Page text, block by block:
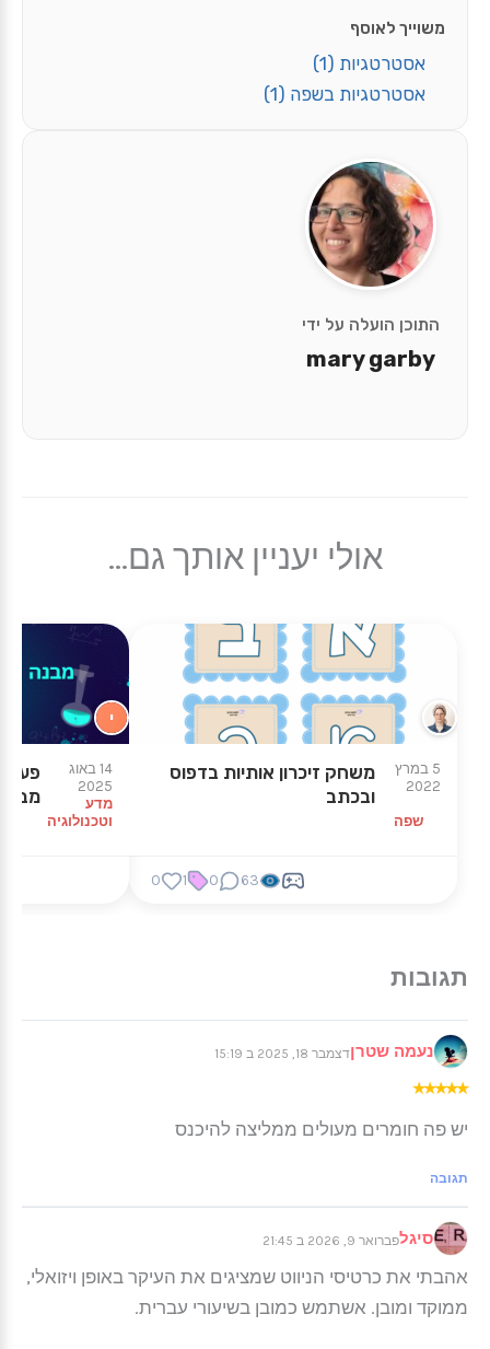
התוכן הועלה על ידי
mary garby
משוייך לאוסף
אסטרטגיות (1)
אסטרטגיות בשפה (1)
אולי יעניין אותך גם...
5 במרץ
2022
שפה
משחק זיכרון אותיות בדפוס
ובכתב
63
0
1
0
י
14 באוג
2025
מדע
וטכנולוגיה
נעמה שטרןדצמבר 18, 2025 ב 15:19
★
★
★
★
★
יש פה חומרים מעולים ממליצה להיכנס
תגובה
סיגלפברואר 9, 2026 ב 21:45
אהבתי את כרטיסי הניווט שמציגים את העיקר באופן ויזואלי,
ממוקד ומובן. אשתמש כמובן בשיעורי עברית.